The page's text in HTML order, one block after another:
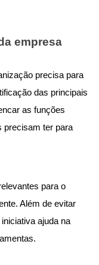
empresa
precisa para
das principais
as funções
precisam ter para
para o
Além de evitar
ajuda na